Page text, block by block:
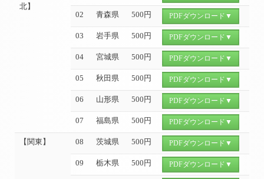
北】
02 青森県 500円 PDFダウンロード▼
03 岩手県 500円 PDFダウンロード▼
04 宮城県 500円 PDFダウンロード▼
05 秋田県 500円 PDFダウンロード▼
06 山形県 500円 PDFダウンロード▼
07 福島県 500円 PDFダウンロード▼
【関東】 08 茨城県 500円 PDFダウンロード▼
09 栃木県 500円 PDFダウンロード▼